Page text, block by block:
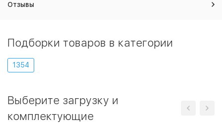
Отзывы
Подборки товаров в категории
1354
Выберите загрузку и
комплектующие